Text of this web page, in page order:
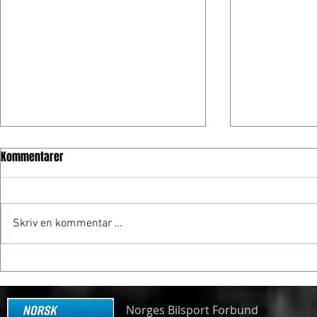
Kommentarer
Skriv en kommentar …
Norges Bilsport Forbund